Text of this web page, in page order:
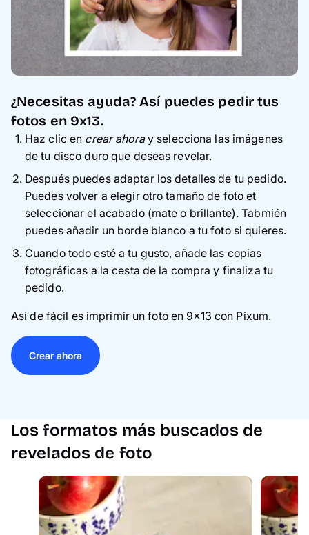
¿Necesitas ayuda? Así puedes pedir tus
fotos en 9x13.
Haz clic en crear ahoray selecciona las imágenes
de tu disco duro que deseas revelar.
Después puedes adaptar los detalles de tu pedido.
Puedes volver a elegir otro tamaño de foto et
seleccionar el acabado (mate o brillante). Tabmién
puedes añadir un borde blanco a tu foto si quieres.
Cuando todo esté a tu gusto, añade las copias
fotográficas a la cesta de la compra y finaliza tu
pedido.
Así de fácil es imprimir un foto en 9x13 con Pixum.
Crear ahora
Los formatos más buscados de
revelados de foto